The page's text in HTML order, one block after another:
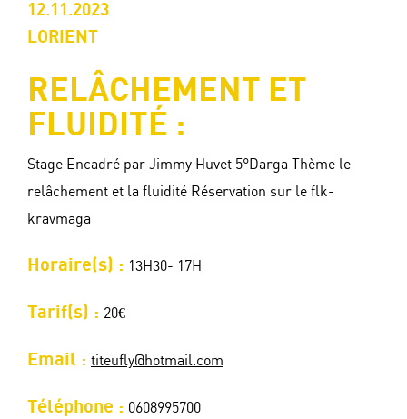
12.11.2023
LORIENT
RELÂCHEMENT ET
FLUIDITÉ :
Stage Encadré par Jimmy Huvet 5°Darga Thème le
relâchement et la fluidité Réservation sur le flk-
kravmaga
Horaire(s) : 13H30- 17H
Tarif(s) : 20€
Email : titeufly@hotmail.com
Téléphone : 0608995700